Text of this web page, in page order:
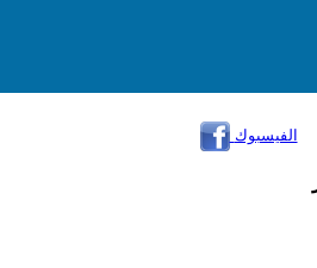
الفيسبوك